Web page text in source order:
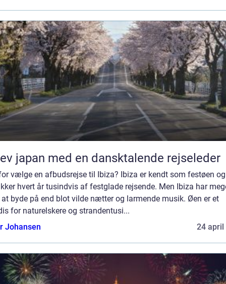
japan med en dansktalende rejseleder
vælge en afbudsrejse til Ibiza? Ibiza er kendt som festøen og
hvert år tusindvis af festglade rejsende. Men Ibiza har
at byde på end blot vilde nætter og larmende musik. Øen er et
for naturelskere og strandentusi...
Johansen
24 april